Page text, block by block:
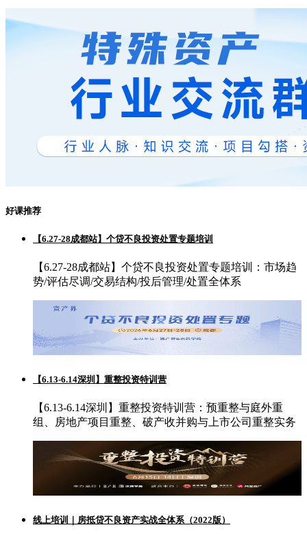
好课推荐
【6.27-28成都站】个贷不良投资处置专题培训
【6.27-28成都站】个贷不良投资处置专题培训：市场趋
势/评估尽调/交易结构/投后管理/处置全体系
【6.13-6.14深圳】重整投资特训营
【6.13-6.14深圳】重整投资特训营：预重整与庭外重
组、房地产项目重整、破产收并购与上市公司重整实务
线上培训｜房抵贷不良资产实战全体系（2022版）